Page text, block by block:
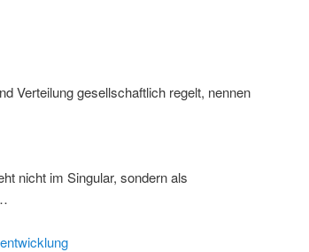
Verteilung gesellschaftlich regelt, nennen
nicht im Singular, sondern als